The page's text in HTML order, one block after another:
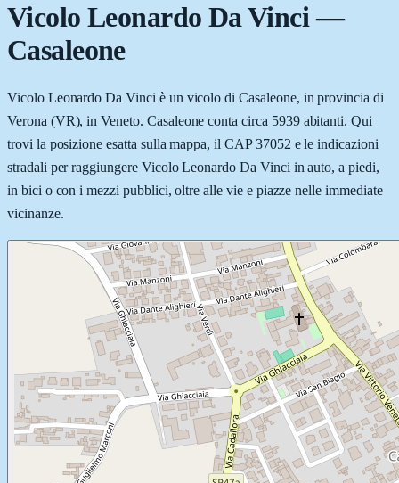
Vicolo Leonardo Da Vinci—
Casaleone
Vicolo Leonardo Da Vinci è un vicolo di Casaleone, in provincia di
Verona (VR), in Veneto. Casaleone conta circa 5939 abitanti. Qui
trovi la posizione esatta sulla mappa, il CAP 37052 e le indicazioni
stradali per raggiungere Vicolo Leonardo Da Vinci in auto, a piedi,
in bici o con i mezzi pubblici, oltre alle vie e piazze nelle immediate
vicinanze.